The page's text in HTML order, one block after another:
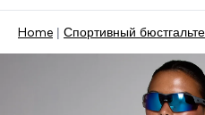
Home Спортивный